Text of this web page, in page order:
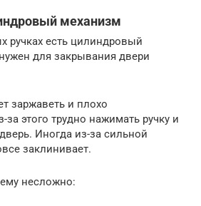
механизм
ручках есть цилиндровый
для закрывания двери
заржаветь и плохо
за этого трудно нажимать ручку и
Иногда из-за сильной
заклинивает.
несложно: